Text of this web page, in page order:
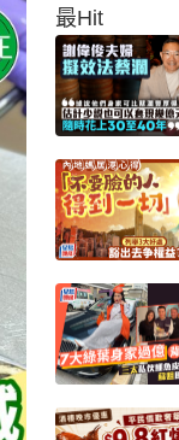
最Hit